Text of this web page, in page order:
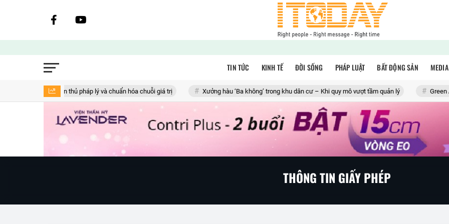
TIN TỨC KINH TẾ ĐỜI SỐNG PHÁP LUẬT BẤT ĐỘNG SẢN MEDIA
Lan: Bài toán tuân thủ pháp lý và chuẩn hóa chuỗi giá trị Xưởng hàu ‘Ba không’ trong khu dân cư – Khi quy mô vượt tầm quản lý Green
THÔNG TIN GIẤY PHÉP